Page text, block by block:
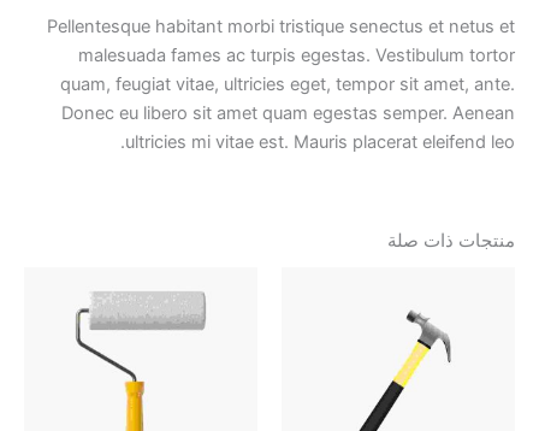
Pellentesque habitant morbi tristique senectus et netus et
malesuada fames ac turpis egestas. Vestibulum tortor
quam, feugiat vitae, ultricies eget, tempor sit amet, ante.
Donec eu libero sit amet quam egestas semper. Aenean
ultricies mi vitae est. Mauris placerat eleifend leo.
منتجات ذات صلة